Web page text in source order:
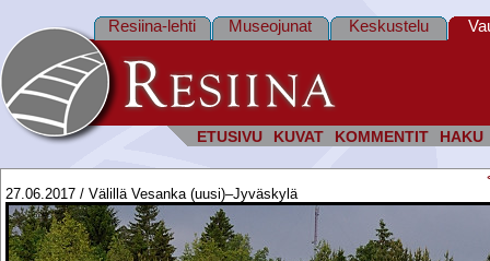
ETUSIVU KUVAT KOMMENTIT HAKU
Resiina-lehti Museojunat Keskustelu
27.06.2017 / Välillä Vesanka (uusi)–Jyväskylä